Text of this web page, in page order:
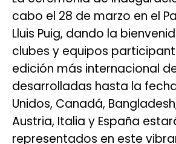
cabo el 28 de marzo en el
Lluis Puig, dando la
clubes y equipos
edición más internacional
desarrolladas hasta la
Unidos, Canadá,
Austria, Italia y España
representados en este